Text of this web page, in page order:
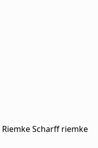
Riemke Scharff riemke